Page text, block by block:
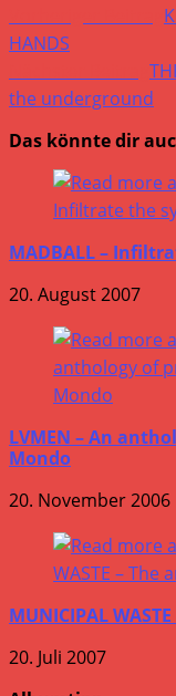
HANDS
the underground
Das könnte dir
MADBALL –
20. August 2007
LVMEN – An
Mondo
20. November 2006
MUNICIPAL
20. Juli 2007